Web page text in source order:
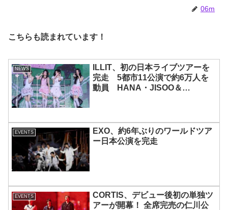
06m
こちらも読まれています！
NEWS
ILLIT、初の日本ライブツアーを
完走 5都市11公演で約6万人を
動員 HANA・JISOO＆
EVENTS
EXO、約6年ぶりのワールドツア
ー日本公演を完走
EVENTS
CORTIS、デビュー後初の単独ツ
アーが開幕！ 全席完売の仁川公